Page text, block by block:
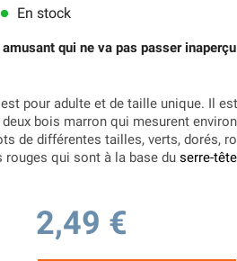
lens En stock
qui ne va pas passer
est pour adulte et de taille unique. Il
bois marron qui mesurent
de différentes tailles, verts, dorés,
qui sont à la base du serre-
2,49 €